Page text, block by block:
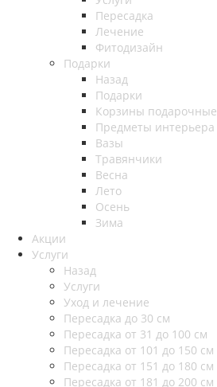
Пересадка
Лечение
Фитодизайн
Подарки
Назад
Подарки
Корзины подарочные
Предметы интерьера
Вазы
Травянчики
Весна
Лето
Осень
Зима
Акции
Услуги
Назад
Услуги
Уход и лечение
Пересадка до 30 см
Пересадка от 31 до 100 см
Пересадка от 101 до 150 см
Пересадка от 151 до 180 см
Пересадка от 181 до 200 см